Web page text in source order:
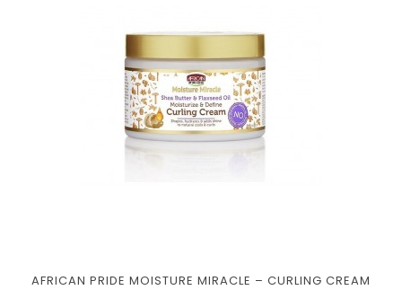
AFRICAN PRIDE MOISTURE MIRACLE – CURLING CREAM